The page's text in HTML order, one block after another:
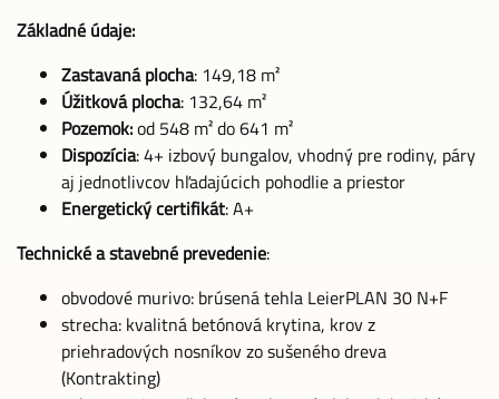
Základné údaje:
Zastavaná plocha: 149,18 m²
Úžitková plocha: 132,64 m²
Pozemok:od 548 m² do 641 m²
Dispozícia: 4+ izbový bungalov, vhodný pre rodiny, páry
aj jednotlivcov hľadajúcich pohodlie a priestor
Energetický certifikát: A+
Technické a stavebné prevedenie:
obvodové murivo: brúsená tehla LeierPLAN 30 N+F
strecha: kvalitná betónová krytina, krov z
priehradových nosníkov zo sušeného dreva
(Kontrakting)